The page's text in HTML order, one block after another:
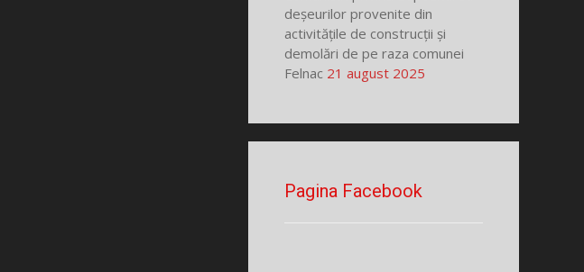
deșeurilor provenite din
activitățile de construcții și
demolări de pe raza comunei
Felnac 21 august 2025
Pagina Facebook